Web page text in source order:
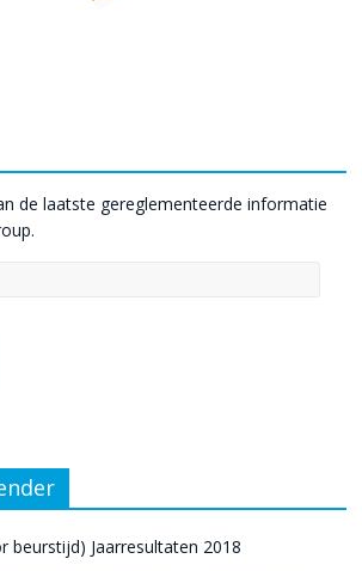
de laatste gereglementeerde informatie
beurstijd) Jaarresultaten 2018